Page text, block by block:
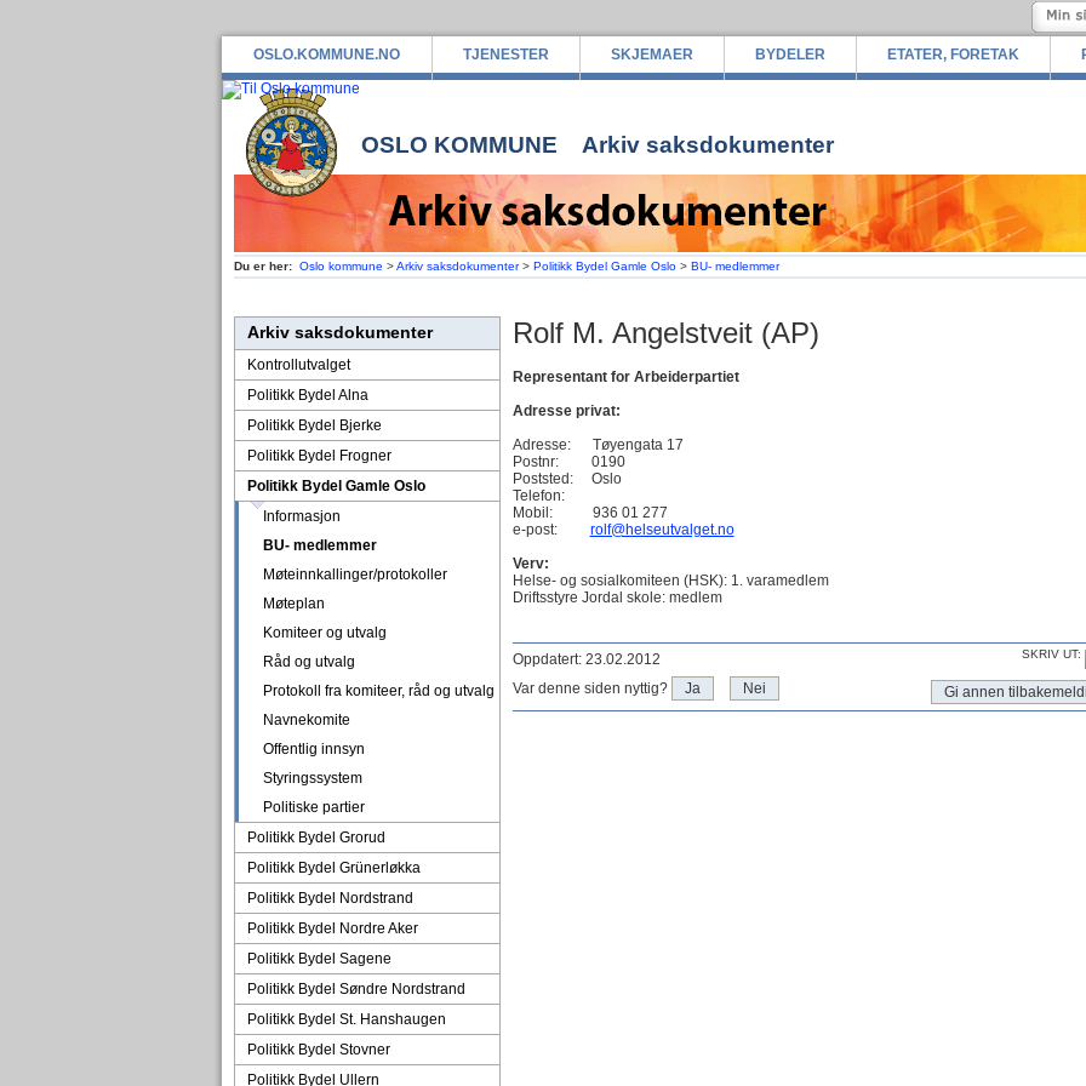
OSLO.KOMMUNE.NO TJENESTER SKJEMAER BYDELER ETATER, FORETAK
OSLO KOMMUNE Arkiv saksdokumenter
Du er her: Oslo kommune >Arkiv saksdokumenter> Politikk Bydel Gamle Oslo> BU- medlemmer
Arkiv saksdokumenter
Kontrollutvalget
Politikk Bydel Alna
Politikk Bydel Bjerke
Politikk Bydel Frogner
Politikk Bydel Gamle Oslo
Informasjon
BU- medlemmer
Møteinnkallinger/protokoller
Møteplan
Komiteer og utvalg
Råd og utvalg
Protokoll fra komiteer, råd og utvalg
Navnekomite
Offentlig innsyn
Styringssystem
Politiske partier
Politikk Bydel Grorud
Politikk Bydel Grünerløkka
Politikk Bydel Nordstrand
Politikk Bydel Nordre Aker
Politikk Bydel Sagene
Politikk Bydel Søndre Nordstrand
Politikk Bydel St. Hanshaugen
Politikk Bydel Stovner
Politikk Bydel Ullern
Rolf M. Angelstveit (AP)
Representant for Arbeiderpartiet
Adresse privat:
Adresse: Tøyengata 17
Postnr: 0190
Poststed: Oslo
Telefon:
Mobil: 936 01 277
e-post: rolf@helseutvalget.no
Verv:
Helse- og sosialkomiteen (HSK): 1. varamedlem
Driftsstyre Jordal skole: medlem
Oppdatert: 23.02.2012 SKRIV UT:
Var denne siden nyttig? Ja Nei Gi annen